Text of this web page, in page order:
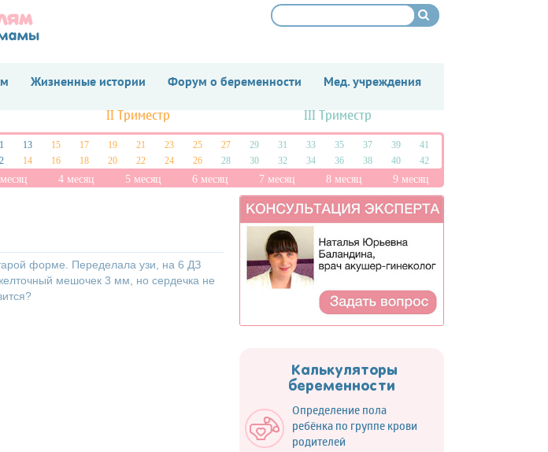
Жизненные истории Форум о беременности Мед. учреждения
II Триместр III Триместр
13 15 17 19 21 23 25 27 29 31 33 35 37 39
41
14 16 18 20 22 24 26 28 30 32 34 36 38 40 42
4 месяц 5 месяц 6 месяц 7 месяц 8 месяц 9 месяц
форме. Переделала узи, на 6 ДЗ
мешочек 3 мм, но сердечка не
Калькуляторы
беременности
Определение пола
ребёнка по группе крови
родителей